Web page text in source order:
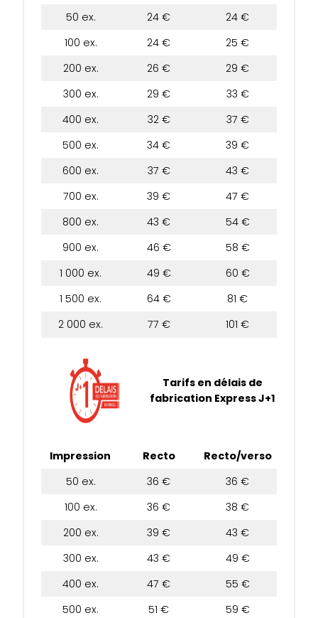
50 ex.
24 €
24 €
100 ex.
24 €
25 €
200 ex.
26 €
29 €
300 ex.
29 €
33 €
400 ex.
32 €
37 €
500 ex.
34 €
39 €
600 ex.
37 €
43 €
700 ex.
39 €
47 €
800 ex.
43 €
54 €
900 ex.
46 €
58 €
1 000 ex.
49 €
60 €
1 500 ex.
64 €
81 €
2 000 ex.
77 € 101 €
Tarifs en délais de
fabrication Express J+1
Impression Recto
Recto/verso
50 ex.
36 €
36 €
100 ex.
36 €
38 €
200 ex.
39 €
43 €
300 ex.
43 €
49 €
400 ex.
47 €
55 €
500 ex.
51 €
59 €